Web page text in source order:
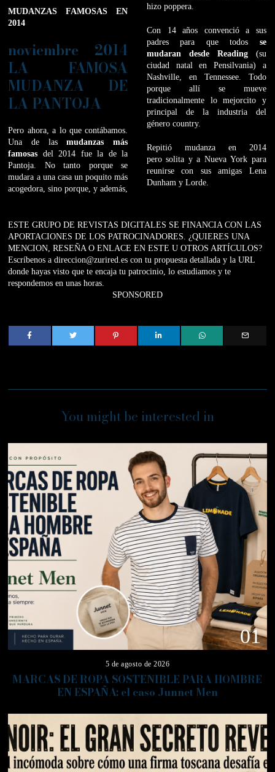
MUDANZAS FAMOSAS EN
2014
noviembre 2014
LA FAMOSA
MUDANZA DE
LA PANTOJA
Pero ahora, a lo que contábamos.
Una de lasmudanzas más
famosas del 2014 fue la de la
Pantoja. No tanto porque se
mudara a una casa un poquito más
acogedora, sino porque, y además,
hizo poppera.
Con 14 años convenció a sus
padres para que todos se
mudaran desde Reading(su
ciudad natal en Pensilvania) a
Nashville, en Tennessee. Todo
porque allí se mueve
tradicionalmente lo mejorcito y
principal de la industria del
género country.
Repitió mudanza en 2014
pero solita y a Nueva York para
reunirse con sus amigas Lena
Dunham y Lorde.
ESTE GRUPO DE REVISTAS DIGITALES SE FINANCIA CON LAS
APORTACIONES DE LOS PATROCINADORES. ¿QUIERES UNA
MENCION, RESEÑA O ENLACE EN ESTE U OTROS ARTÍCULOS?
Escríbenos a direccion@zurired.es con tu propuesta detallada y la URL
donde hayas visto que te encaja tu patrocinio, lo estudiamos y te
respondemos en unas horas.
SPONSORED
You might be interested in
01
5 de agosto de 2026
MARCAS DE ROPA SOSTENIBLE PARA HOMBRE
EN ESPAÑA: el caso Junnet Men